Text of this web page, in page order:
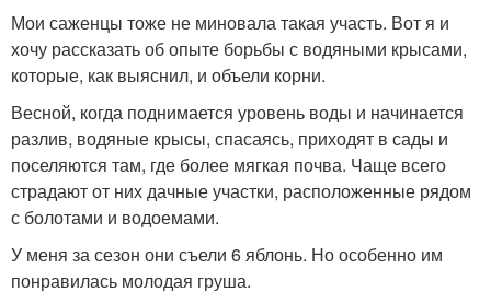
Мои саженцы тоже не миновала такая участь. Вот я и
хочу рассказать об опыте борьбы с водяными крысами,
которые, как выяснил, и объели корни.
Весной, когда поднимается уровень воды и начинается
разлив, водяные крысы, спасаясь, приходят в сады и
поселяются там, где более мягкая почва. Чаще всего
страдают от них дачные участки, расположенные рядом
с болотами и водоемами.
У меня за сезон они съели 6 яблонь. Но особенно им
понравилась молодая груша.